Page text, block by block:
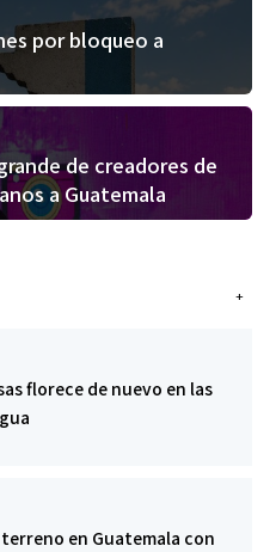
por bloqueo a
de creadores de
a Guatemala
+
florece de nuevo en las
en Guatemala con